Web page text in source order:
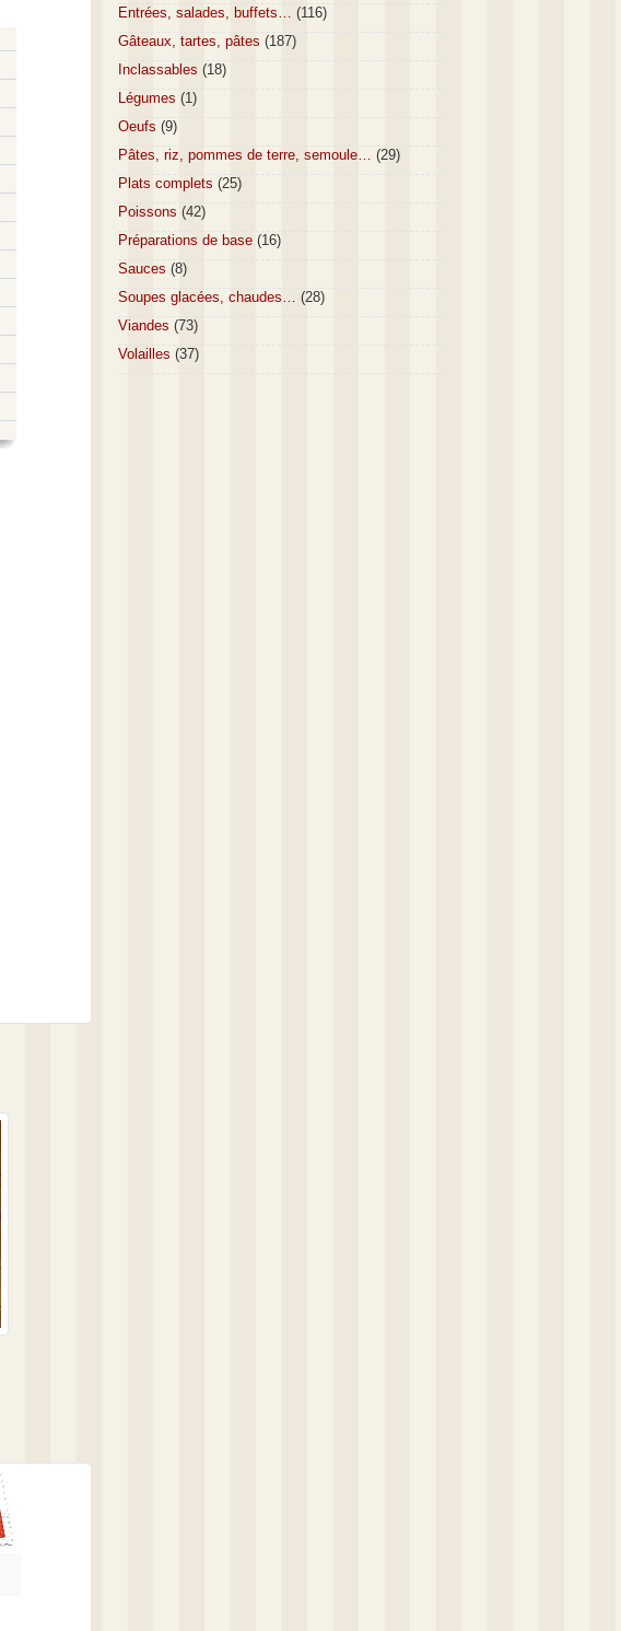
Entrées, salades, buffets… (116)
Gâteaux, tartes, pâtes (187)
Inclassables (18)
Légumes (1)
Oeufs (9)
Pâtes, riz, pommes de terre, semoule… (29)
Plats complets (25)
Poissons (42)
Préparations de base (16)
Sauces (8)
Soupes glacées, chaudes… (28)
Viandes (73)
Volailles (37)